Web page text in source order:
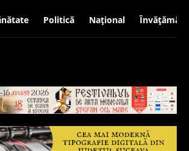
Politică Național Învățământ